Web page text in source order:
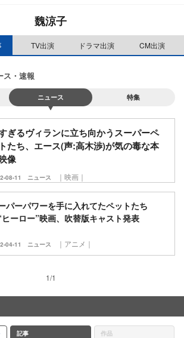
魏涼子
TV出演 ドラマ出演 CM出演
ス・速報
ニュース 特集
ぎるヴィランに立ち向かうスーパーペ
たち、エース(声:高木渉)が気の毒な本
像
08-11 ニュース ｜映画｜
パーパワーを手に入れてたペットたち
ヒーロー”映画、吹替版キャスト発表
04-11 ニュース ｜アニメ｜
1/1
記事 作品